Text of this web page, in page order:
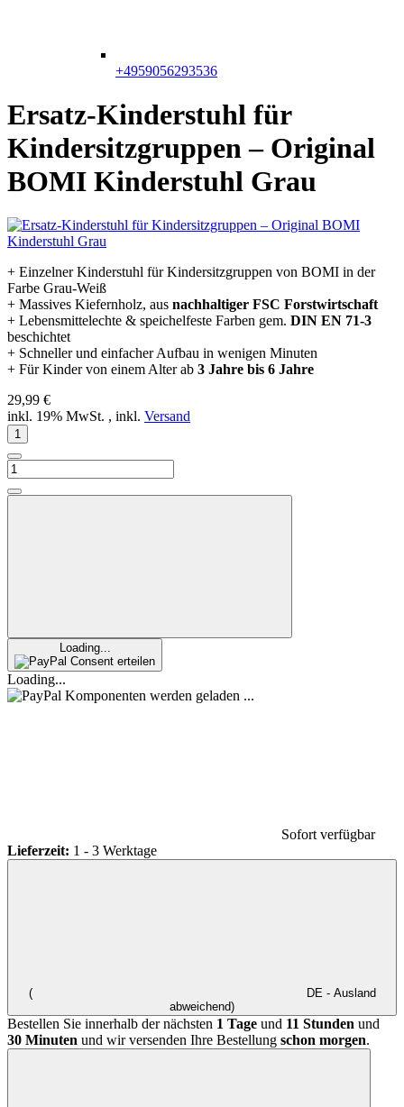
+4959056293536
Ersatz-Kinderstuhl für
Kindersitzgruppen – Original
BOMI Kinderstuhl Grau
+ Einzelner Kinderstuhl für Kindersitzgruppen von BOMI in der
Farbe Grau-Weiß
+ Massives Kiefernholz, aus nachhaltiger FSC Forstwirtschaft
+ Lebensmittelechte & speichelfeste Farben gem. DIN EN 71-3
beschichtet
+ Schneller und einfacher Aufbau in wenigen Minuten
+ Für Kinder von einem Alter ab 3 Jahre bis 6 Jahre
29,99 €
inkl. 19% MwSt. , inkl. Versand
Loading...
Consent erteilen
Loading...
Komponenten werden geladen ...
Sofort verfügbar
Lieferzeit: 1 - 3 Werktage
(
DE - Ausland
abweichend)
Bestellen Sie innerhalb der nächsten 1 Tage und 11 Stunden und
30 Minuten und wir versenden Ihre Bestellung schon morgen.